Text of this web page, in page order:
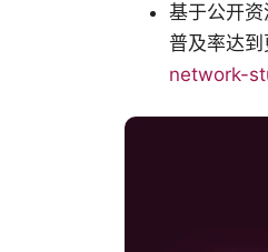
基于公开
普及率达
network-